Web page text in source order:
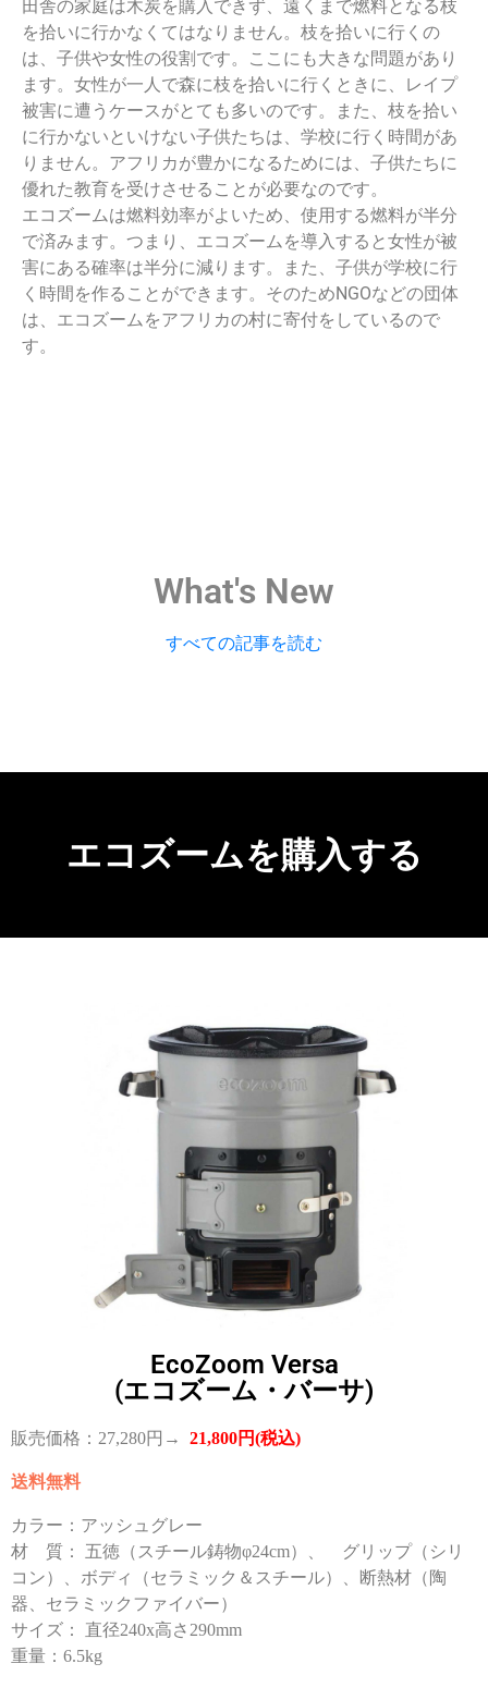
田舎の家庭は木炭を購入できず、遠くまで燃料となる枝
を拾いに行かなくてはなりません。枝を拾いに行くの
は、子供や女性の役割です。ここにも大きな問題があり
ます。女性が一人で森に枝を拾いに行くときに、レイプ
被害に遭うケースがとても多いのです。また、枝を拾い
に行かないといけない子供たちは、学校に行く時間があ
りません。アフリカが豊かになるためには、子供たちに
優れた教育を受けさせることが必要なのです。
エコズームは燃料効率がよいため、使用する燃料が半分
で済みます。つまり、エコズームを導入すると女性が被
害にある確率は半分に減ります。また、子供が学校に行
く時間を作ることができます。そのためNGOなどの団体
は、エコズームをアフリカの村に寄付をしているので
す。
What's New
すべての記事を読む
エコズームを購入する
EcoZoom Versa
(エコズーム・バーサ)
販売価格：27,280円→ 21,800円(税込)
送料無料
カラー：アッシュグレー
材 質： 五徳（スチール鋳物φ24cm）、 グリップ（シリ
コン）、ボディ（セラミック＆スチール）、断熱材（陶
器、セラミックファイバー）
サイズ： 直径240x高さ290mm
重量：6.5kg